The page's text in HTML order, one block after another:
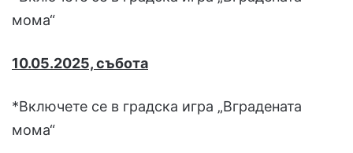
мома“
10.05.2025, събота
*Включете се в градска игра „Вградената
мома“